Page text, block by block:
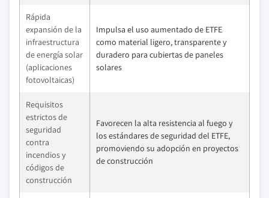
Rápida
expansión de la
infraestructura
de energía solar
(aplicaciones
fotovoltaicas)
Impulsa el uso aumentado de ETFE
como material ligero, transparente y
duradero para cubiertas de paneles
solares
Requisitos
estrictos de
seguridad
contra
incendios y
códigos de
construcción
Favorecen la alta resistencia al fuego y
los estándares de seguridad del ETFE,
promoviendo su adopción en proyectos
de construcción